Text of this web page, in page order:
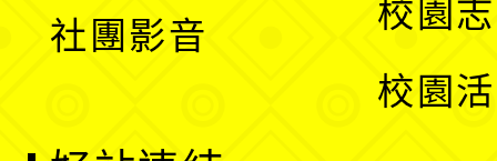
社團影音
校園
校園